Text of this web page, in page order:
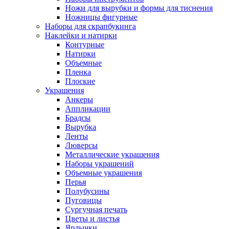
Ножи для вырубки и формы для тиснения
Ножницы фигурные
Наборы для скрапбукинга
Наклейки и натирки
Контурные
Натирки
Объемные
Пленка
Плоские
Украшения
Анкеры
Аппликации
Брадсы
Вырубка
Ленты
Люверсы
Металлические украшения
Наборы украшений
Объемные украшения
Перья
Полубусины
Пуговицы
Сургучная печать
Цветы и листья